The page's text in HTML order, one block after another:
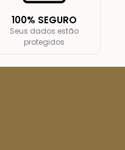
100% SEGURO
Seus dados estão
protegidos